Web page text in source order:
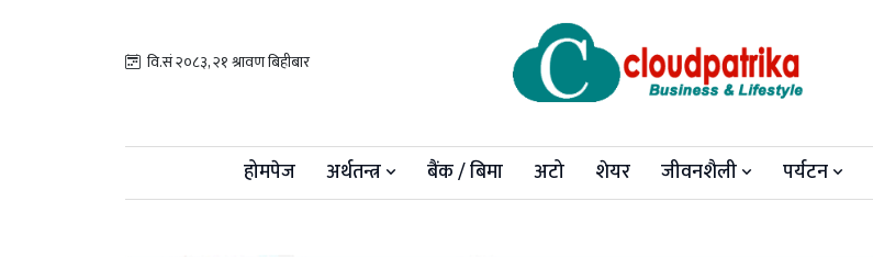
वि.सं २०८३, २१ श्रावण बिहीबार
होमपेज अर्थतन्त्र बैंक / बिमा अटो शेयर जीवनशैली पर्यटन